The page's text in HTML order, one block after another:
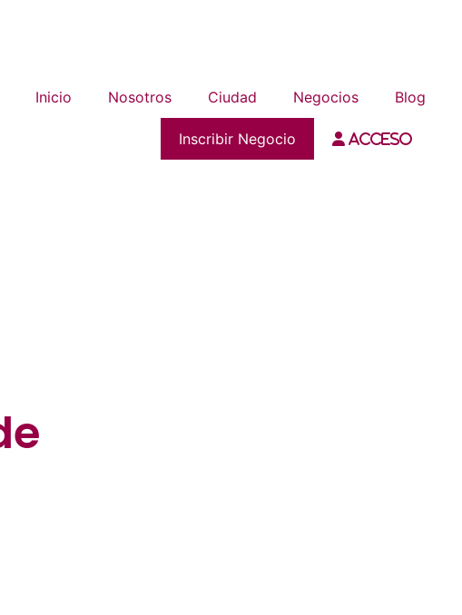
Inicio Nosotros Ciudad Negocios Blog
Inscribir Negocio Acceso